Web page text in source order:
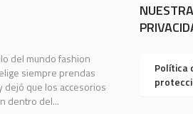
del mundo fashion
siempre prendas
dejó que los accesorios
dentro del...
Política